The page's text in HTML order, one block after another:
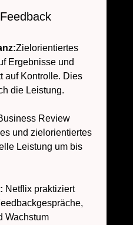
Zielorientiertes
Ergebnisse und
auf Kontrolle. Dies
die Leistung.
Review
und zielorientiertes
Leistung um bis
Netflix praktiziert
Wachstum